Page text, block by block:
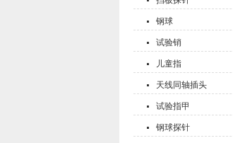
钢球
试验销
儿童指
天线同轴插头
试验指甲
钢球探针